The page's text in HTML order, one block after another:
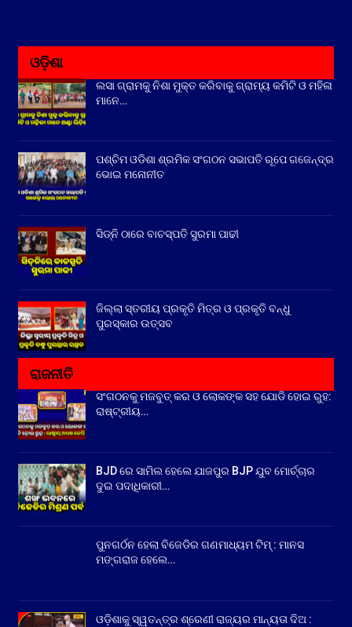
ଓଡ଼ିଶା
ଲସା ଗ୍ରାମକୁ ନିଶା ମୁକ୍ତ କରିବାକୁ ଗ୍ରାମ୍ୟ କମିଟି ଓ ମହିଳା
ମାନେ…
ପଶ୍ଚିମ ଓଡିଶା ଶ୍ରମିକ ସଂଗଠନ ସଭାପତି ରୂପେ ଗଜେନ୍ଦ୍ର
ଭୋଇ ମନୋନୀତ
ସିଡ୍‌ନି ଠାରେ ବାଚସ୍ପତି ସୁରମା ପାଢୀ
ଜିଲ୍ଲା ସ୍ତରୀୟ ପ୍ରକୃତି ମିତ୍ର ଓ ପ୍ରକୃତି ବନ୍ଧୁ
ପୁରସ୍କାର ଉତ୍ସବ
ରାଜନୀତି
ସଂଗଠନକୁ ମଜବୁତ୍ କର ଓ ଲୋକଙ୍କ ସହ ଯୋଡି ହୋଇ ରୁହ:
ରାଷ୍ଟ୍ରୀୟ…
BJD ରେ ସାମିଲ ହେଲେ ଯାଜପୁର BJP ଯୁବ ମୋର୍ଚ୍ଚାର
ଦୁଇ ପଦାଧିକାରୀ…
ପୁନଗର୍ଠନ ହେଲା ବିଜେଡିର ଗଣମାଧ୍ୟମ ଟିମ୍ : ମାନସ
ମଙ୍ଗରାଜ ହେଲେ…
ଓଡ଼ିଶାକୁ ସ୍ୱତନ୍ତ୍ର ଶ୍ରେଣୀ ରାଜ୍ୟର ମାନ୍ୟତା ଦିଅ :